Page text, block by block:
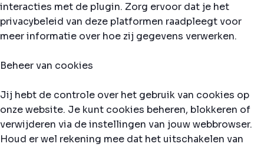
interacties met de plugin. Zorg ervoor dat je het
privacybeleid van deze platformen raadpleegt voor
meer informatie over hoe zij gegevens verwerken.
Beheer van cookies
Jij hebt de controle over het gebruik van cookies op
onze website. Je kunt cookies beheren, blokkeren of
verwijderen via de instellingen van jouw webbrowser.
Houd er wel rekening mee dat het uitschakelen van